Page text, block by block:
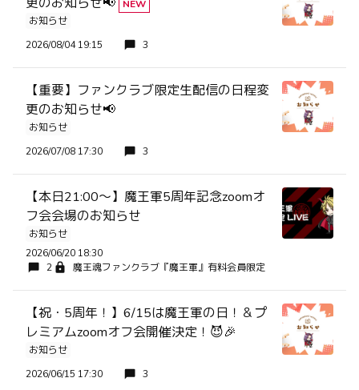
NEW
お知らせ
2026/08/04 19:15
3
【重要】ファンクラブ限定生配信の日程変
更のお知らせ📢
お知らせ
2026/07/08 17:30
3
【本日21:00〜】魔王軍5周年記念zoomオ
フ会会場のお知らせ
お知らせ
2026/06/20 18:30
2
魔王魂ファンクラブ『魔王軍』有料会員限定
【祝・5周年！】6/15は魔王軍の日！＆プ
レミアムzoomオフ会開催決定！😈🎉
お知らせ
2026/06/15 17:30
3